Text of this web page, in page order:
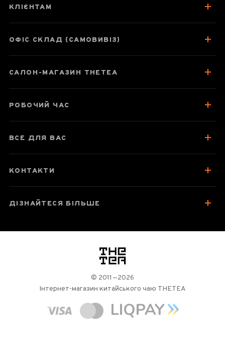
Паспорт товару
Про чай
Варто спробувати
Відгуки чаєманів 1
КЛІЄНТАМ
ОФІС СКЛАД (САМОВИВІЗ)
САЛОН-МАГАЗИН THETEA
РОБОЧИЙ ЧАС
ВСЕ ДЛЯ ВАС
КОНТАКТИ
ДІЗНАЙТЕСЯ БІЛЬШЕ
логотип
© 2011—2026
Інтернет-магазин китайського чаю THETEA